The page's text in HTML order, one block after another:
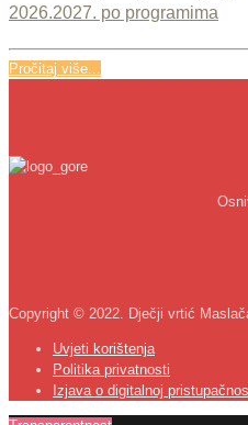
2026.2027. po programima
Pročitaj više...
Copyright © 2022. Dječji vrtić
Uvjeti korištenja
Politika privatnosti
Izjava o digitalnoj